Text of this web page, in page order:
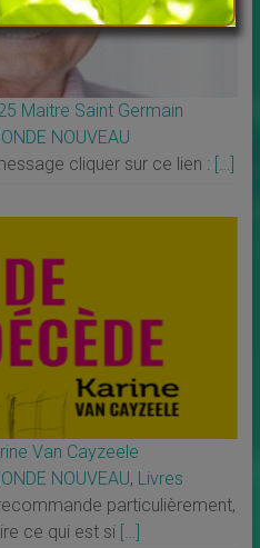
Maitre Saint Germain
NOUVEAU
cliquer sur ce lien : […]
Van Cayzeele
NOUVEAU, Livres
particulièrement,
ce qui est si […]